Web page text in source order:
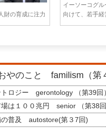
財の育成に注力
イーソーコグ
向けて、若手
やのこと familism（第
トロジー gerontology （第39回
場は１００兆円 senior （第38
の普及 autostore(第３7回)